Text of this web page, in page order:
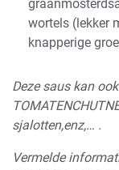
wortels (lekker
knapperige
Deze saus kan
sjalotten,enz,… .
Vermelde